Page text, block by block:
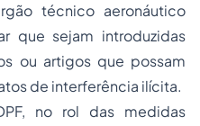
técnico aeronáutico
que sejam introduzidas
ou artigos que possam
de interferência ilícita.
no rol das medidas